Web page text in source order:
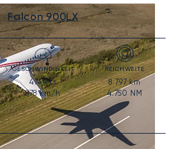
Falcon 900LX
GESCHWINDIGKEIT
474kts
878km/h
REICHWEITE
8.797km
4.750 NM